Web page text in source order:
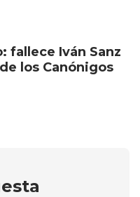
fallece Iván Sanz
los Canónigos